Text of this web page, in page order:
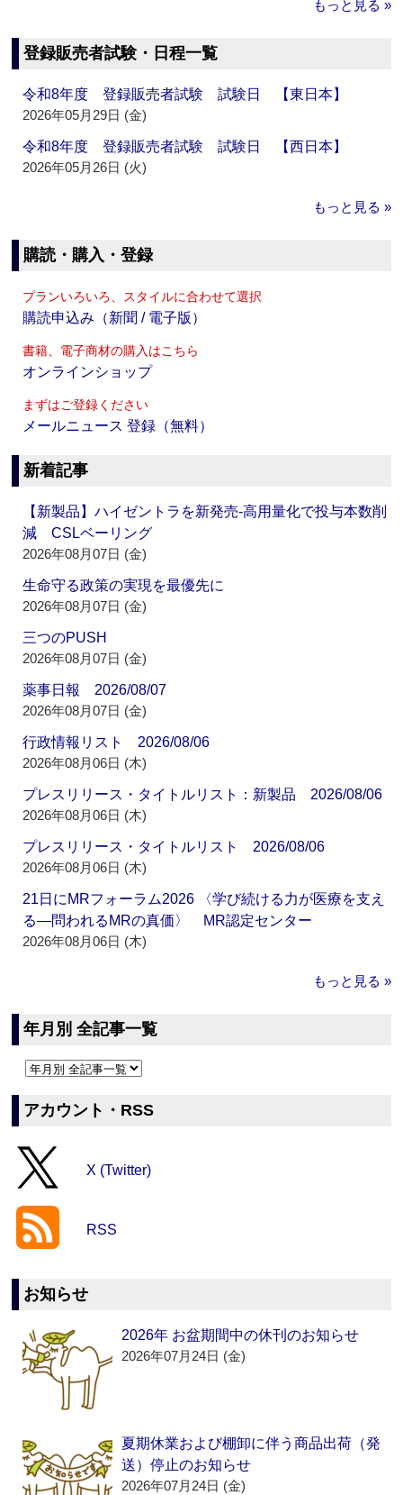
もっと見る »
登録販売者試験・日程一覧
令和8年度 登録販売者試験 試験日 【東日本】
2026年05月29日 (金)
令和8年度 登録販売者試験 試験日 【西日本】
2026年05月26日 (火)
もっと見る »
購読・購入・登録
プランいろいろ、スタイルに合わせて選択
購読申込み（新聞 / 電子版）
書籍、電子商材の購入はこちら
オンラインショップ
まずはご登録ください
メールニュース 登録（無料）
新着記事
【新製品】ハイゼントラを新発売‐高用量化で投与本数削
減 CSLベーリング
2026年08月07日 (金)
生命守る政策の実現を最優先に
2026年08月07日 (金)
三つのPUSH
2026年08月07日 (金)
薬事日報 2026/08/07
2026年08月07日 (金)
行政情報リスト 2026/08/06
2026年08月06日 (木)
プレスリリース・タイトルリスト：新製品 2026/08/06
2026年08月06日 (木)
プレスリリース・タイトルリスト 2026/08/06
2026年08月06日 (木)
21日にMRフォーラム2026 〈学び続ける力が医療を支え
る―問われるMRの真価〉 MR認定センター
2026年08月06日 (木)
もっと見る »
年月別 全記事一覧
アカウント・RSS
X (Twitter)
RSS
お知らせ
2026年 お盆期間中の休刊のお知らせ
2026年07月24日 (金)
夏期休業および棚卸に伴う商品出荷（発
送）停止のお知らせ
2026年07月24日 (金)